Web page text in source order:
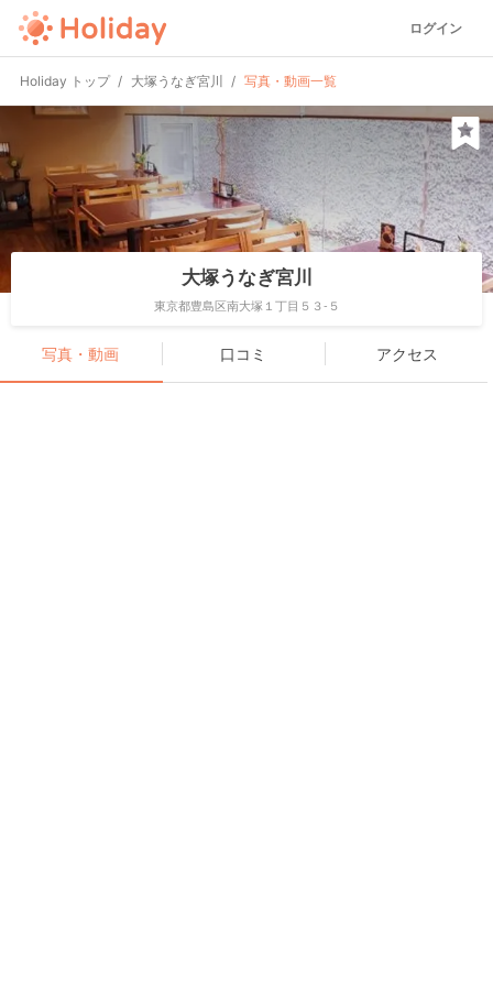
ログイン
Holiday トップ 大塚うなぎ宮川 写真・動画一覧
大塚うなぎ宮川
東京都豊島区南大塚１丁目５３-５
写真・動画 口コミ アクセス